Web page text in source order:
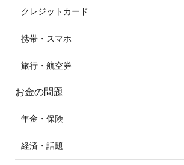
クレジットカード
携帯・スマホ
旅行・航空券
お金の問題
年金・保険
経済・話題